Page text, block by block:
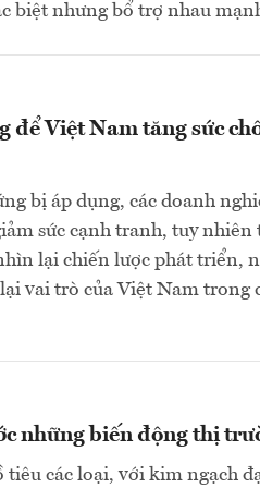
biệt nhưng bổ trợ nhau
để Việt Nam tăng sức
bị áp dụng, các doanh
sức cạnh tranh, tuy nhiên
lại chiến lược phát triển,
vai trò của Việt Nam trong
những biến động thị
các loại, với kim ngạch